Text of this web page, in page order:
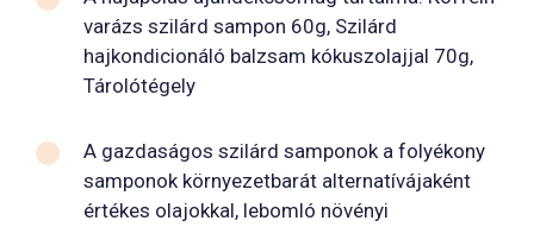
varázs szilárd sampon 60g, Szilárd
hajkondicionáló balzsam kókuszolajjal 70g,
Tárolótégely
A gazdaságos szilárd samponok a folyékony
samponok környezetbarát alternatívájaként
értékes olajokkal, lebomló növényi